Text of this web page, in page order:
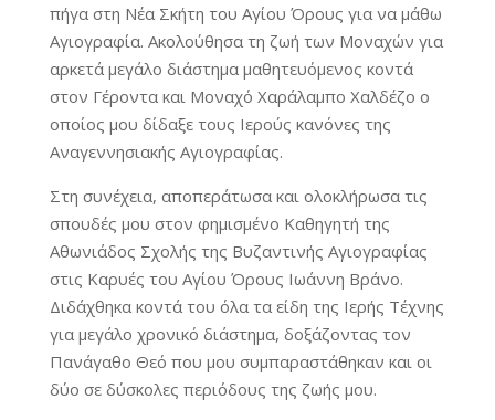
πήγα στη Νέα Σκήτη του Αγίου Όρους για να μάθω
Αγιογραφία. Ακολούθησα τη ζωή των Μοναχών για
αρκετά μεγάλο διάστημα μαθητευόμενος κοντά
στον Γέροντα και Μοναχό Χαράλαμπο Χαλδέζο ο
οποίος μου δίδαξε τους Ιερούς κανόνες της
Αναγεννησιακής Αγιογραφίας.
Στη συνέχεια, αποπεράτωσα και ολοκλήρωσα τις
σπουδές μου στον φημισμένο Καθηγητή της
Αθωνιάδος Σχολής της Βυζαντινής Αγιογραφίας
στις Καρυές του Αγίου Όρους Ιωάννη Βράνο.
Διδάχθηκα κοντά του όλα τα είδη της Ιερής Τέχνης
για μεγάλο χρονικό διάστημα, δοξάζοντας τον
Πανάγαθο Θεό που μου συμπαραστάθηκαν και οι
δύο σε δύσκολες περιόδους της ζωής μου.